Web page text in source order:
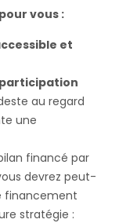
vous :
et
participation
au regard
une
financé par
devrez peut-
financement
stratégie :